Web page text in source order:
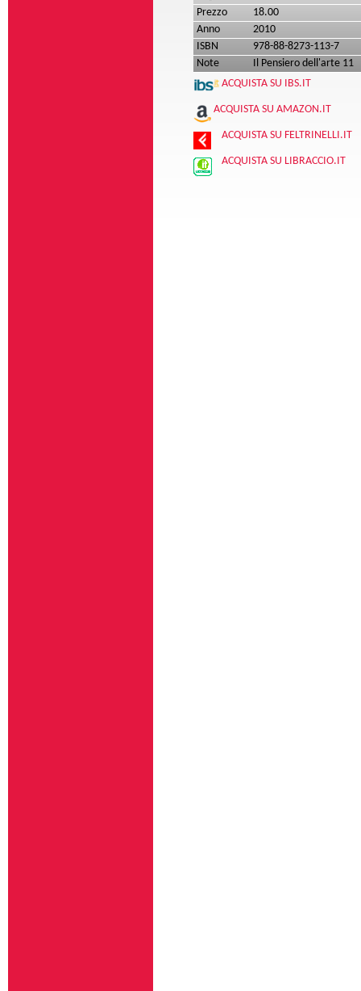
Prezzo
18.00
Anno
2010
ISBN
978-88-8273-113-7
Note
Il Pensiero dell'arte 11
ACQUISTA SU IBS.IT
ACQUISTA SU AMAZON.IT
ACQUISTA SU FELTRINELLI.IT
ACQUISTA SU LIBRACCIO.IT